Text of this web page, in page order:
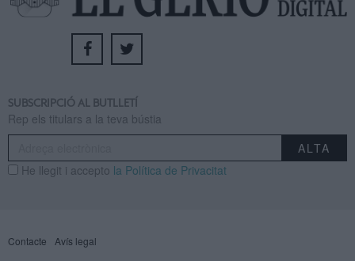
SUBSCRIPCIÓ AL BUTLLETÍ
Rep els titulars a la teva bústia
He llegit i accepto la Política de Privacitat
Contacte Avís legal